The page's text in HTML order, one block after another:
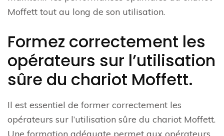
Moffett tout au long de son utilisation.
Formez correctement les
opérateurs sur l’utilisation
sûre du chariot Moffett.
Il est essentiel de former correctement les
opérateurs sur l’utilisation sûre du chariot Moffett.